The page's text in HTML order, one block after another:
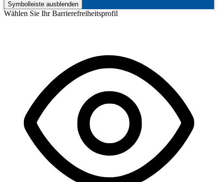
Symbolleiste ausblenden
Wählen Sie Ihr Barrierefreiheitsprofil